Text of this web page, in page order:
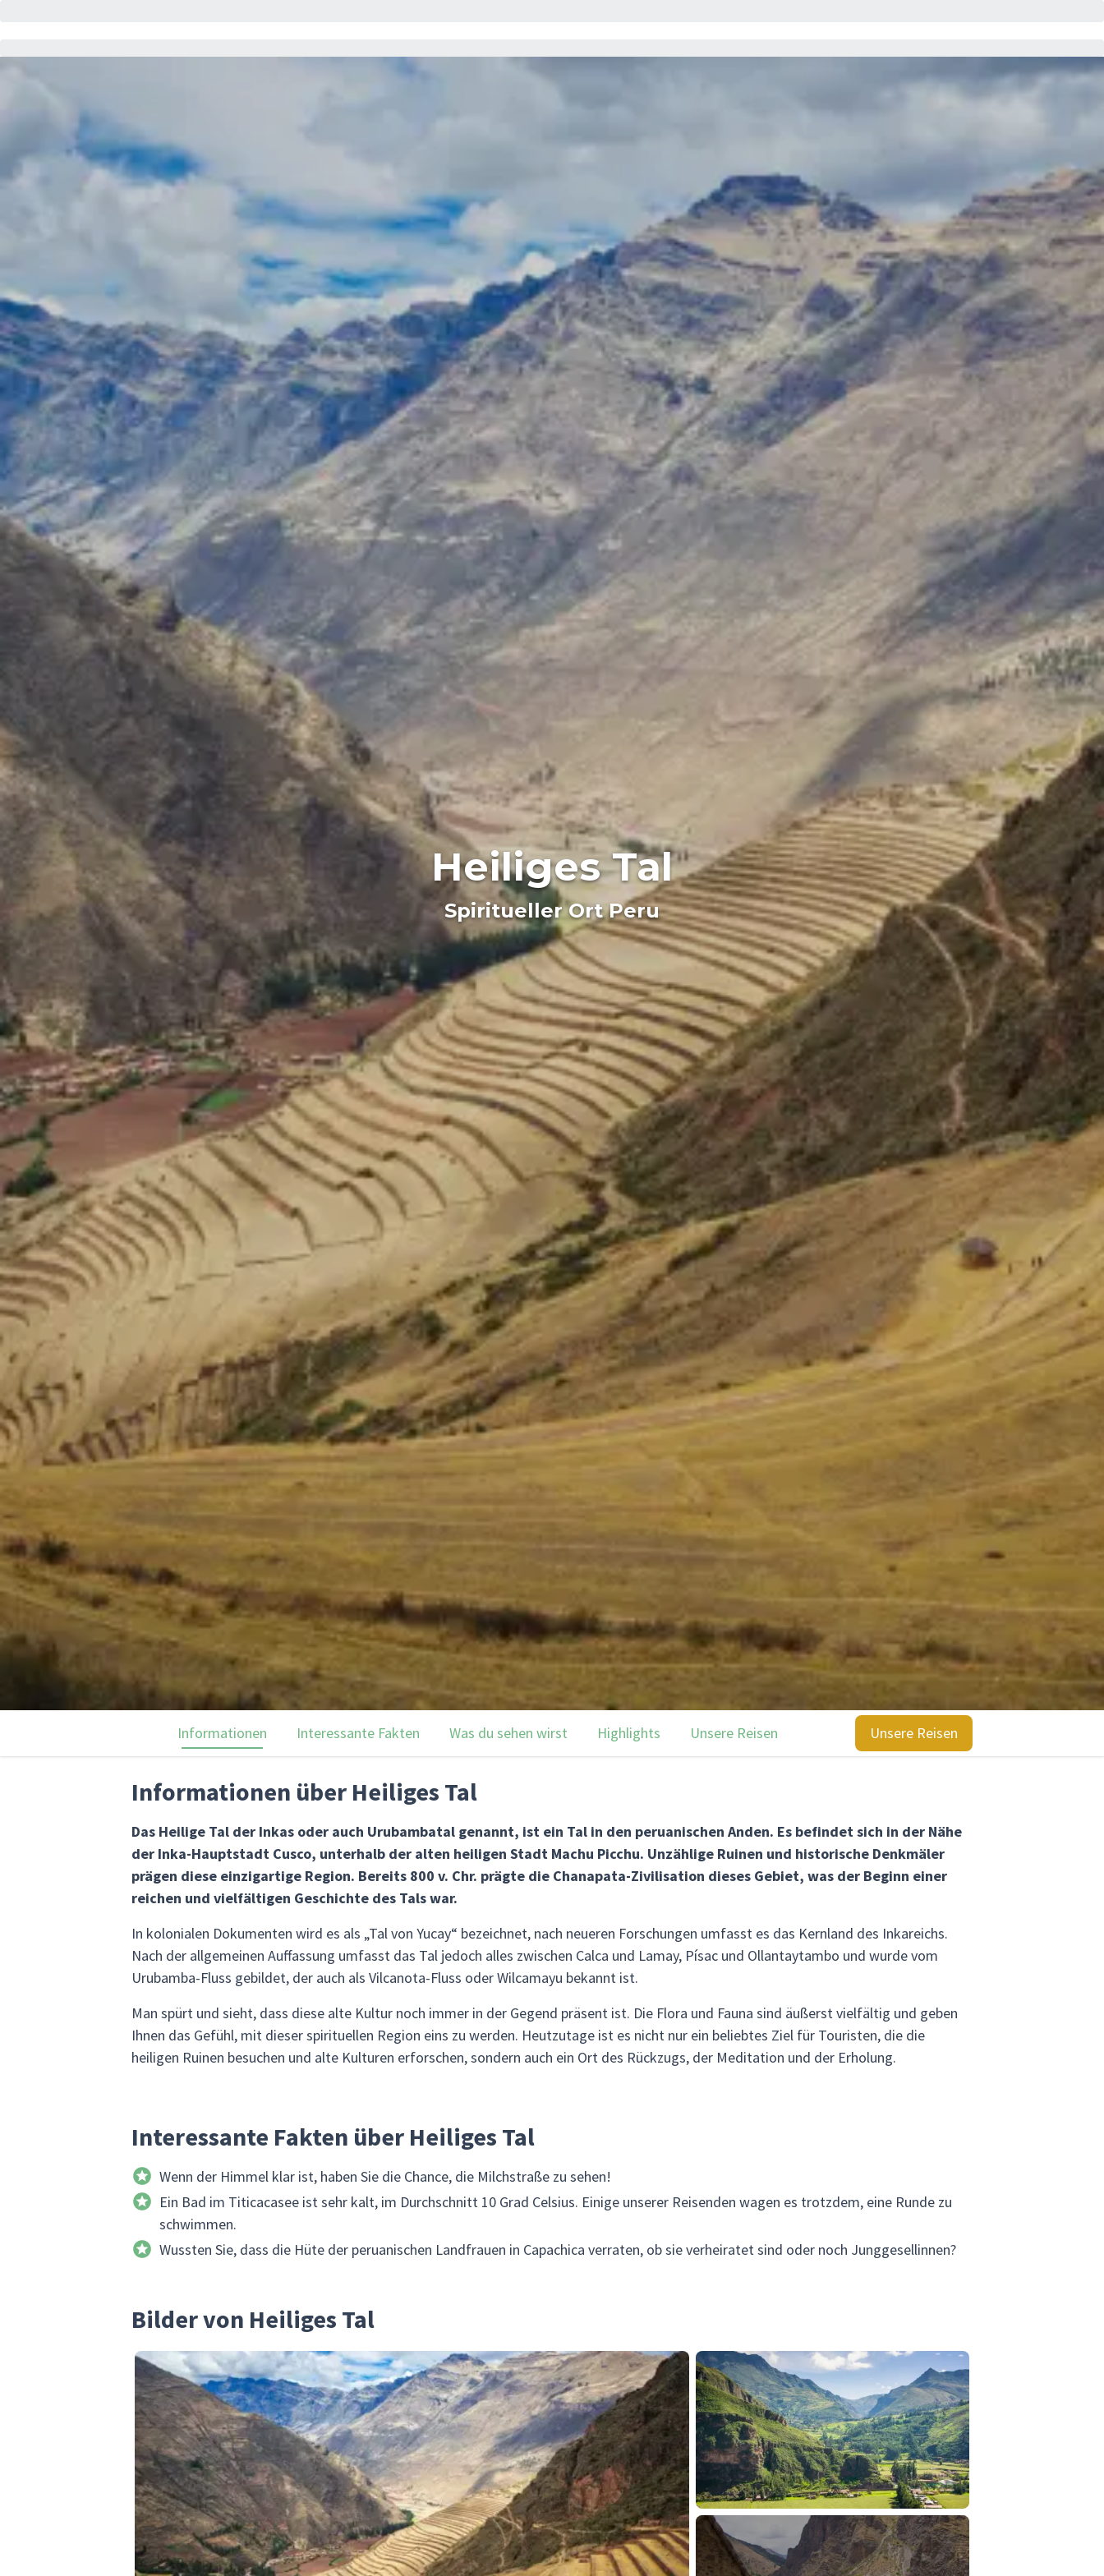
Heiliges Tal
Spiritueller Ort Peru
Informationen Interessante Fakten Was du sehen wirst Highlights Unsere Reisen Unsere Reisen
Informationen über Heiliges Tal
Das Heilige Tal der Inkas oder auch Urubambatal genannt, ist ein Tal in den peruanischen Anden. Es befindet sich in der Nähe
der Inka-Hauptstadt Cusco, unterhalb der alten heiligen Stadt Machu Picchu. Unzählige Ruinen und historische Denkmäler
prägen diese einzigartige Region. Bereits 800 v. Chr. prägte die Chanapata-Zivilisation dieses Gebiet, was der Beginn einer
reichen und vielfältigen Geschichte des Tals war.
In kolonialen Dokumenten wird es als „Tal von Yucay“ bezeichnet, nach neueren Forschungen umfasst es das Kernland des Inkareichs.
Nach der allgemeinen Auffassung umfasst das Tal jedoch alles zwischen Calca und Lamay, Písac und Ollantaytambo und wurde vom
Urubamba-Fluss gebildet, der auch als Vilcanota-Fluss oder Wilcamayu bekannt ist.
Man spürt und sieht, dass diese alte Kultur noch immer in der Gegend präsent ist. Die Flora und Fauna sind äußerst vielfältig und geben
Ihnen das Gefühl, mit dieser spirituellen Region eins zu werden. Heutzutage ist es nicht nur ein beliebtes Ziel für Touristen, die die
heiligen Ruinen besuchen und alte Kulturen erforschen, sondern auch ein Ort des Rückzugs, der Meditation und der Erholung.
Interessante Fakten über Heiliges Tal
Wenn der Himmel klar ist, haben Sie die Chance, die Milchstraße zu sehen!
Ein Bad im Titicacasee ist sehr kalt, im Durchschnitt 10 Grad Celsius. Einige unserer Reisenden wagen es trotzdem, eine Runde zu
schwimmen.
Wussten Sie, dass die Hüte der peruanischen Landfrauen in Capachica verraten, ob sie verheiratet sind oder noch Junggesellinnen?
Bilder von Heiliges Tal